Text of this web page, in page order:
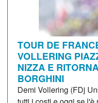
TOUR DE
VOLLERING
NIZZA E
BORGHINI
Demi Vollering (FDj